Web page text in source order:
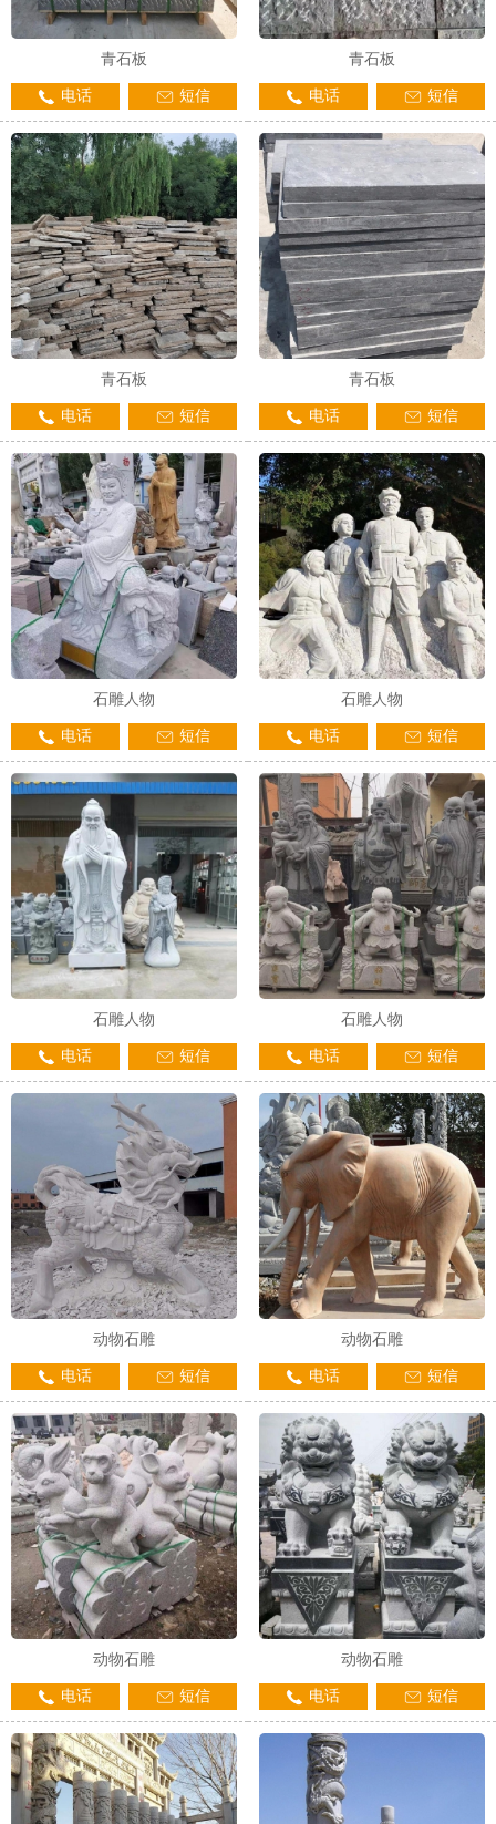
青石板
电话 短信
青石板
电话 短信
青石板
电话 短信
青石板
电话 短信
石雕人物
电话 短信
石雕人物
电话 短信
石雕人物
电话 短信
石雕人物
电话 短信
动物石雕
电话 短信
动物石雕
电话 短信
动物石雕
电话 短信
动物石雕
电话 短信